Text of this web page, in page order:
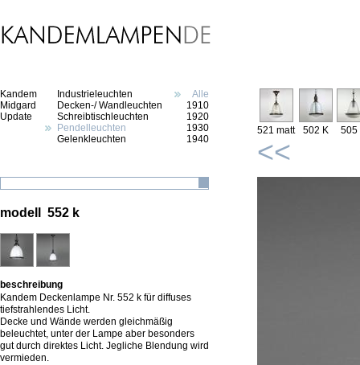
Kandem
Midgard
Update
Industrieleuchten
Decken-/ Wandleuchten
Schreibtischleuchten
Pendelleuchten
Gelenkleuchten
Alle
1910
1920
1930
1940
modell 552 k
beschreibung
Kandem Deckenlampe Nr. 552 k für diffuses
tiefstrahlendes Licht.
Decke und Wände werden gleichmäßig
beleuchtet, unter der Lampe aber besonders
gut durch direktes Licht. Jegliche Blendung wird
vermieden.
521 matt 502 K 505
<<